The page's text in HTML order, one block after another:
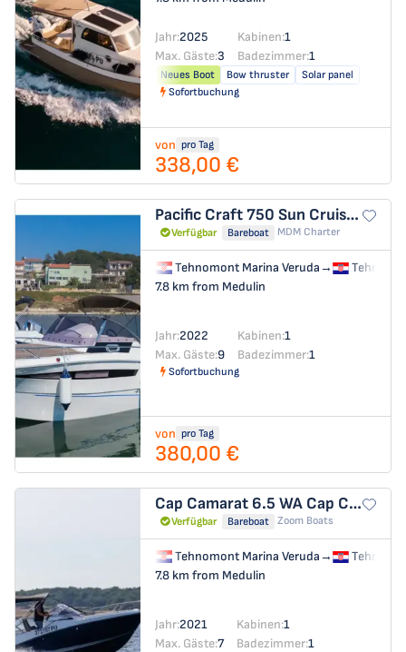
Jahr:2025 Kabinen:1
Max. Gäste:3 Badezimmer:1
Neues Boot Bow thruster
Solar panel
Sofortbuchung
von pro Tag
338,00 €
Pacific Craft 750 Sun Cruiser no
Verfügbar Bareboat MDM Charter
Tehnomont Marina Veruda→
7.8 km from Medulin
Jahr:2022 Kabinen:1
Max. Gäste:9 Badezimmer:1
Sofortbuchung
von pro Tag
380,00 €
Cap Camarat 6.5 WA Cap Camarat 6.5 WA
Verfügbar Bareboat Zoom Boats
Tehnomont Marina Veruda→
7.8 km from Medulin
Jahr:2021 Kabinen:1
Max. Gäste:7 Badezimmer:1